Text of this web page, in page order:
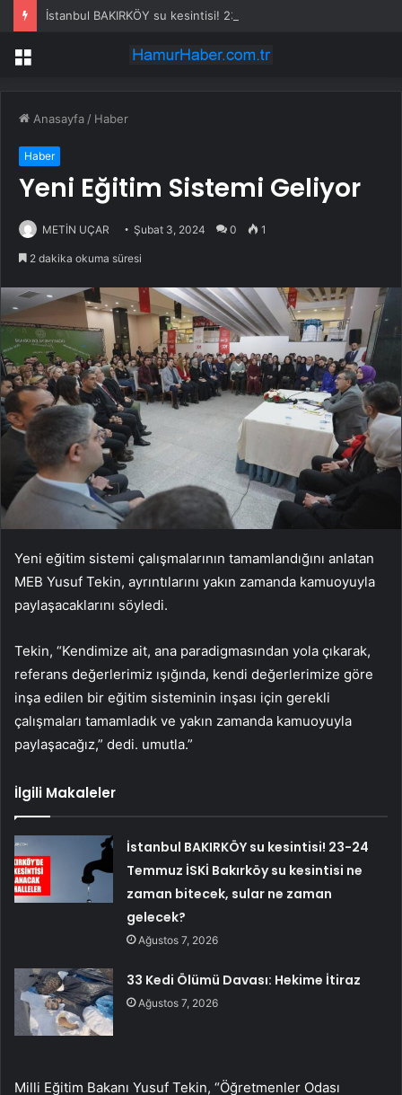
Menü
Anasayfa / Haber
Haber
Yeni Eğitim Sistemi Geliyor
METİN UÇAR Şubat 3, 2024 0 1
2 dakika okuma süresi
Yeni eğitim sistemi çalışmalarının tamamlandığını anlatan
MEB Yusuf Tekin, ayrıntılarını yakın zamanda kamuoyuyla
paylaşacaklarını söyledi.
Tekin, “Kendimize ait, ana paradigmasından yola çıkarak,
referans değerlerimiz ışığında, kendi değerlerimize göre
inşa edilen bir eğitim sisteminin inşası için gerekli
çalışmaları tamamladık ve yakın zamanda kamuoyuyla
paylaşacağız,” dedi. umutla.”
İlgili Makaleler
İstanbul BAKIRKÖY su kesintisi! 23-24
Temmuz İSKİ Bakırköy su kesintisi ne
zaman bitecek, sular ne zaman
gelecek?
Ağustos 7, 2026
33 Kedi Ölümü Davası: Hekime İtiraz
Ağustos 7, 2026
Milli Eğitim Bakanı Yusuf Tekin, “Öğretmenler Odası